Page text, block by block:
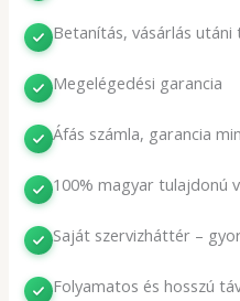
Betanítás, vásárlás
Megelégedési garancia
Áfás számla, garancia
100% magyar tulajdonú
Saját szervizháttér –
Folyamatos és hosszú